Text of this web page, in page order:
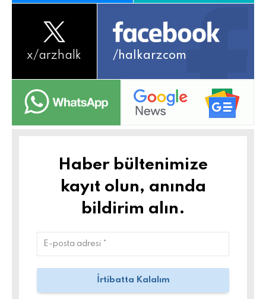
x/arzhalk /halkarzcom
Haber bültenimize
kayıt olun, anında
bildirim alın.